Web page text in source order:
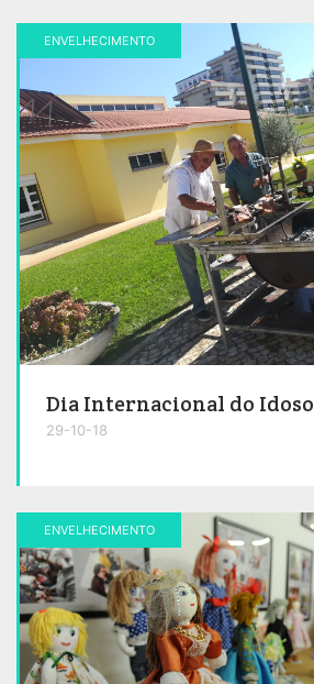
ENVELHECIMENTO
Dia Internacional do Idoso
29-10-18
ENVELHECIMENTO